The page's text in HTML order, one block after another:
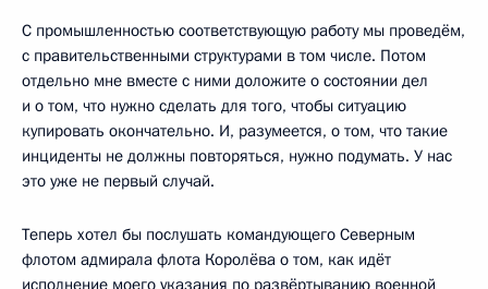
С промышленностью соответствующую работу мы проведём,
с правительственными структурами в том числе. Потом
отдельно мне вместе с ними доложите о состоянии дел
и о том, что нужно сделать для того, чтобы ситуацию
купировать окончательно. И, разумеется, о том, что такие
инциденты не должны повторяться, нужно подумать. У нас
это уже не первый случай.
Теперь хотел бы послушать командующего Северным
флотом адмирала флота Королёва о том, как идёт
исполнение моего указания по развёртыванию военной